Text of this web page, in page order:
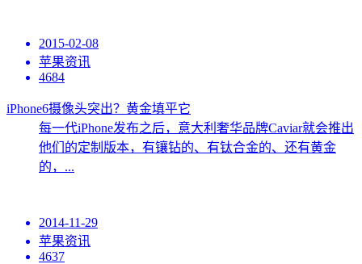
2015-02-08
苹果资讯
4684
iPhone6摄像头突出？黄金填平它
每一代iPhone发布之后，意大利奢华品牌Caviar就会推出
他们的定制版本，有镶钻的、有钛合金的、还有黄金
的，...
2014-11-29
苹果资讯
4637